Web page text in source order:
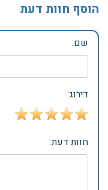
הוסף חוות דעת
שם:
דירוג:
חוות דעת: